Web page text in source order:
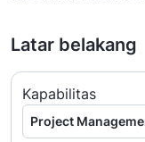
Latar belakang
Kapabilitas
Project